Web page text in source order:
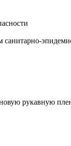
санитарно-
рукавную